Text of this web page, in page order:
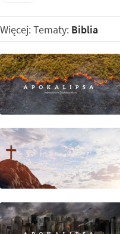
Więcej: Tematy: Biblia